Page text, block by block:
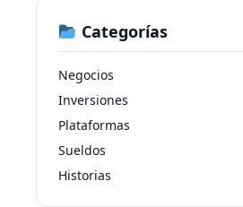
Categorías
Negocios
Inversiones
Plataformas
Sueldos
Historias